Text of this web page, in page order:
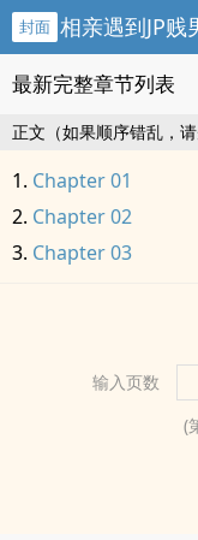
封面
最新完整章节列表
正文（如果顺序错乱，请
Chapter 01
Chapter 02
Chapter 03
输入页数
(